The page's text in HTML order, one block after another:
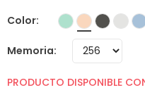
Color
Memoria
PRODUCTO DISPONIBLE